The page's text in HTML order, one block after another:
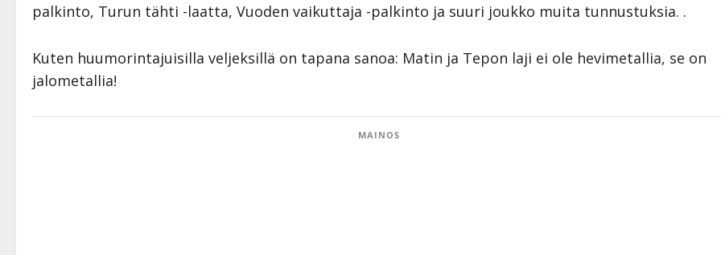
palkinto, Turun tähti -laatta, Vuoden vaikuttaja -palkinto ja suuri joukko muita tunnustuksia. .
Kuten huumorintajuisilla veljeksillä on tapana sanoa: Matin ja Tepon laji ei ole hevimetallia, se on
jalometallia!
MAINOS